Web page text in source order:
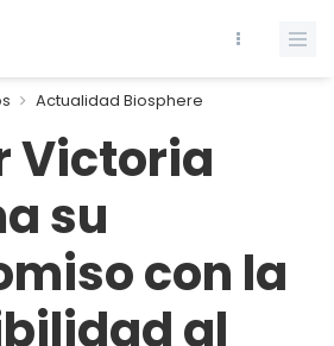
Actualidad Biosphere
Victoria
su
con la
al